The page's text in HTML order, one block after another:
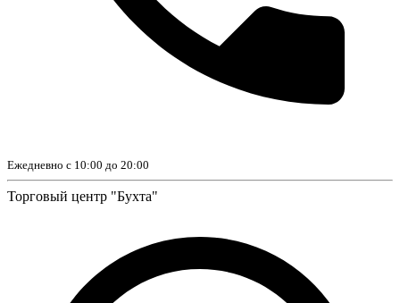
Ежедневно с 10:00 до 20:00
Торговый центр "Бухта"